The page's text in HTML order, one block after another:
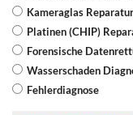
Kameraglas Reparatur
Platinen (CHIP)
Forensische
Wasserschaden
Fehlerdiagnose